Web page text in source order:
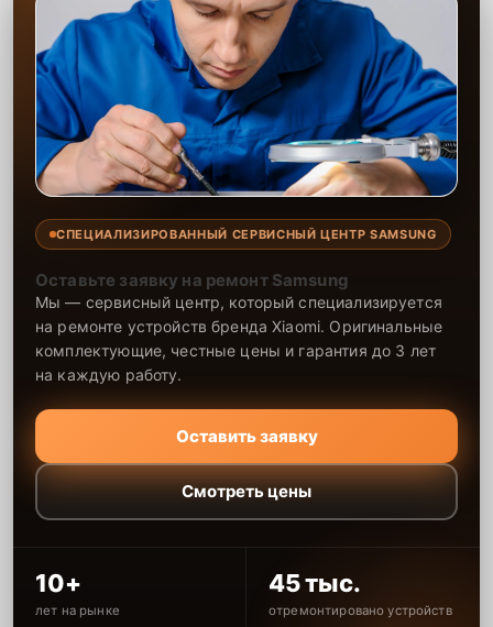
СПЕЦИАЛИЗИРОВАННЫЙ СЕРВИСНЫЙ ЦЕНТР SAMSUNG
Оставьте заявку на ремонт Samsung
Мы — сервисный центр, который специализируется
на ремонте устройств бренда Xiaomi. Оригинальные
комплектующие, честные цены и гарантия до 3 лет
на каждую работу.
Оставить заявку
Смотреть цены
10+
лет на рынке
45 тыс.
отремонтировано устройств